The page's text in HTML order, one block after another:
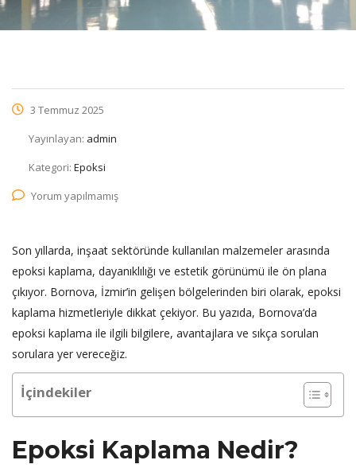
3 Temmuz 2025
Yayınlayan: admin
Kategori: Epoksi
Yorum yapılmamış
Son yıllarda, inşaat sektöründe kullanılan malzemeler arasında
epoksi kaplama, dayanıklılığı ve estetik görünümü ile ön plana
çıkıyor. Bornova, İzmir’in gelişen bölgelerinden biri olarak, epoksi
kaplama hizmetleriyle dikkat çekiyor. Bu yazıda, Bornova’da
epoksi kaplama ile ilgili bilgilere, avantajlara ve sıkça sorulan
sorulara yer vereceğiz.
İçindekiler
Epoksi Kaplama Nedir?